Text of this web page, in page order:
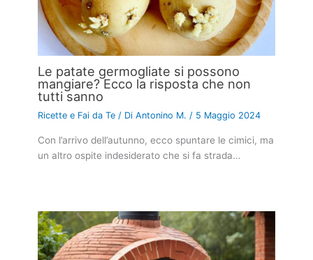
Le patate germogliate si possono
mangiare? Ecco la risposta che non
tutti sanno
Ricette e Fai da Te / DiAntonino M./ 5 Maggio 2024
Con l’arrivo dell’autunno, ecco spuntare le cimici, ma
un altro ospite indesiderato che si fa strada…